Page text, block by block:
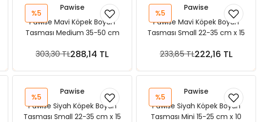
%5
Pawise
Pawise Mavi Köpek Boyun
Tasması Medium 35-50 cm
303,30 TL288,14 TL
Sepete Ekle
%5
Pawise
Pawise Mavi Köpek Boyun
Tasması Small 22-35 cm x 15
233,85 TL222,16 TL
Sepete Ekle
%5
Pawise
Pawise Siyah Köpek Boyun
Tasması Small 22-35 cm x 15
%5
Pawise
Pawise Siyah Köpek Boyun
Tasması Mini 15-25 cm x 10